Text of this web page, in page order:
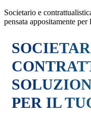
Societario e
pensata appositamente
PER IL